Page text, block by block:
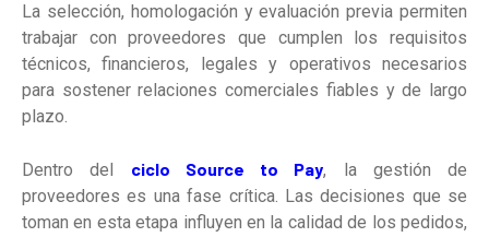
La selección, homologación y evaluación previa permiten
trabajar con proveedores que cumplen los requisitos
técnicos, financieros, legales y operativos necesarios
para sostener relaciones comerciales fiables y de largo
plazo.
Dentro del ciclo Source to Pay, la gestión de
proveedores es una fase crítica. Las decisiones que se
toman en esta etapa influyen en la calidad de los pedidos,